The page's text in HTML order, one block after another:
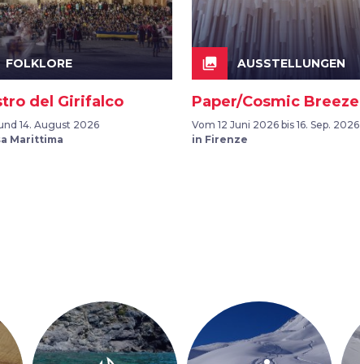
FOLKLORE
del Girifalco
14. August 2026
Marittima
collections AUSSTELLUNGEN
Paper/Cosmic Breeze
Vom 12 Juni 2026 bis 16. Sep. 2026
in Firenze